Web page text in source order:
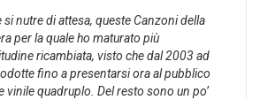
si nutre di attesa, queste Canzoni della
per la quale ho maturato più
ricambiata, visto che dal 2003 ad
fino a presentarsi ora al pubblico
vinile quadruplo. Del resto sono un po’